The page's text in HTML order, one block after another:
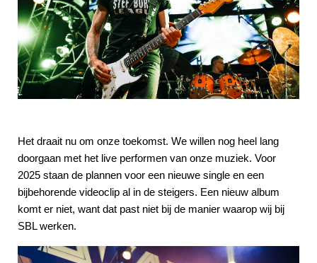
Het draait nu om onze toekomst. We willen nog heel lang
doorgaan met het live performen van onze muziek. Voor
2025 staan de plannen voor een nieuwe single en een
bijbehorende videoclip al in de steigers. Een nieuw album
komt er niet, want dat past niet bij de manier waarop wij bij
SBL werken.